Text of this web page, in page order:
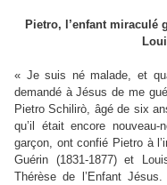
Pietro, l’enfant miraculé
« Je suis né malade, et
demandé à Jésus de me
Pietro Schilirò, âgé de six
qu’il était encore
garçon, ont confié Pietro à
Guérin (1831-1877) et
Thérèse de l’Enfant